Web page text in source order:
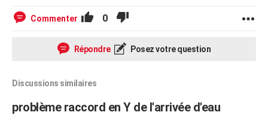
Commenter 0
Répondre Posez votre question
Discussions similaires
problème raccord en Y de l'arrivée d'eau